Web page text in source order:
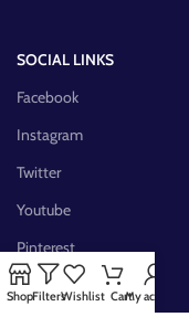
SOCIAL LINKS
Facebook
Instagram
Twitter
Youtube
Pinterest
FB Group
ShopFiltersWishlist CartMy account